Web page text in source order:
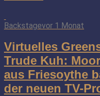
Backstagevor 1 Monat
Virtuelles
Trude Kuh:
aus Friesoythe
der neuen TV-